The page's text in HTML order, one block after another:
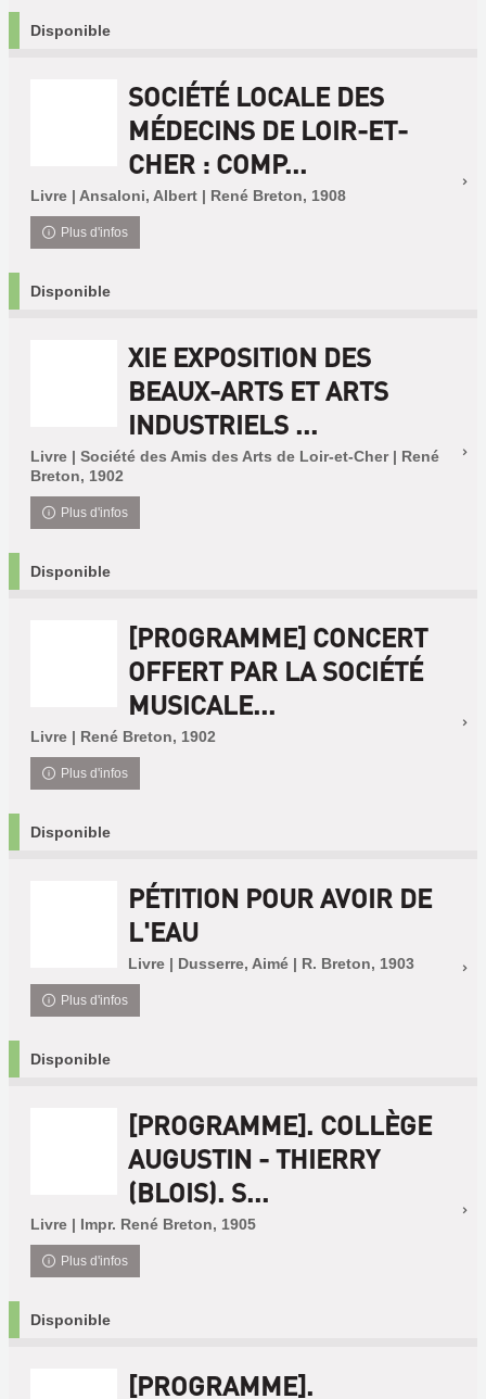
Disponible
SOCIÉTÉ LOCALE DES
MÉDECINS DE LOIR-ET-
CHER : COMP...
Livre | Ansaloni, Albert | René Breton, 1908
Plus d'infos
Disponible
XIE EXPOSITION DES
BEAUX-ARTS ET ARTS
INDUSTRIELS ...
Livre | Société des Amis des Arts de Loir-et-Cher | René
Breton, 1902
Plus d'infos
Disponible
[PROGRAMME] CONCERT
OFFERT PAR LA SOCIÉTÉ
MUSICALE...
Livre | René Breton, 1902
Plus d'infos
Disponible
PÉTITION POUR AVOIR DE
L'EAU
Livre | Dusserre, Aimé | R. Breton, 1903
Plus d'infos
Disponible
[PROGRAMME]. COLLÈGE
AUGUSTIN - THIERRY
(BLOIS). S...
Livre | Impr. René Breton, 1905
Plus d'infos
Disponible
[PROGRAMME].